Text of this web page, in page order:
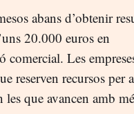
abans d’obtenir
20.000 euros en
Les
reserven recursos per
que avancen amb